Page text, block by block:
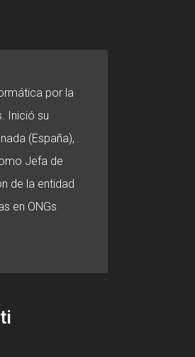
por la
Inició su
(España),
Jefa de
de la entidad
en ONGs